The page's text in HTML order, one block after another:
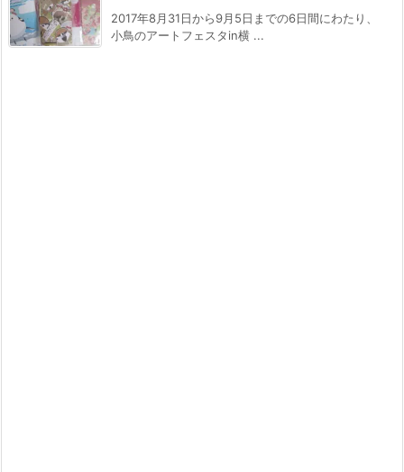
2017年8月31日から9月5日までの6日間にわたり、
小鳥のアートフェスタin横 ...